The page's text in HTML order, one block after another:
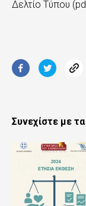
Δελτίο Τύπου
Συνεχίστε με